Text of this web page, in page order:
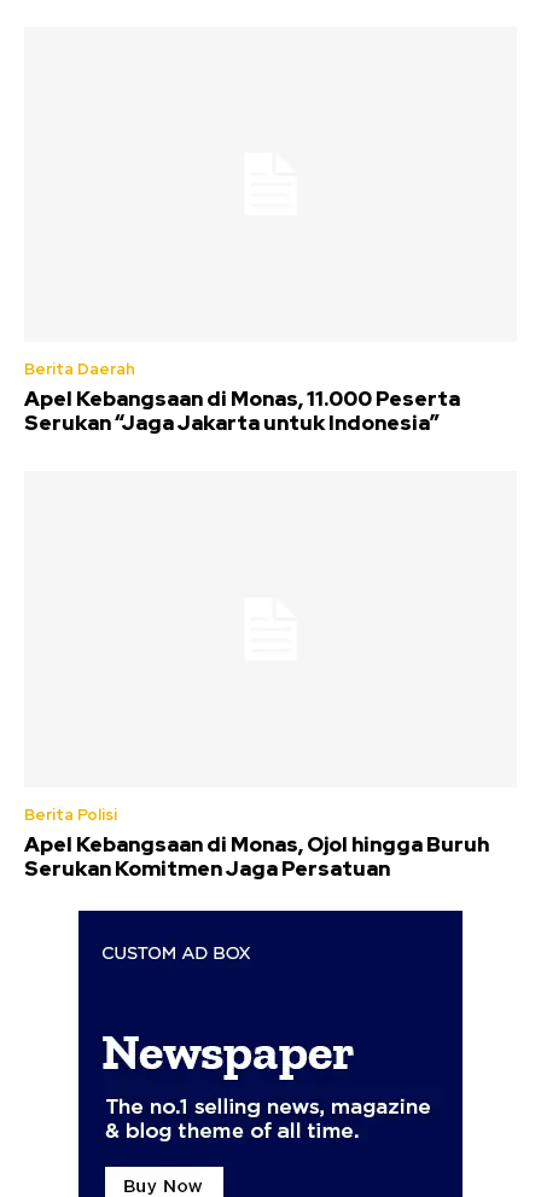
Berita Daerah
Apel Kebangsaan di Monas, 11.000 Peserta
Serukan “Jaga Jakarta untuk Indonesia”
Berita Polisi
Apel Kebangsaan di Monas, Ojol hingga Buruh
Serukan Komitmen Jaga Persatuan